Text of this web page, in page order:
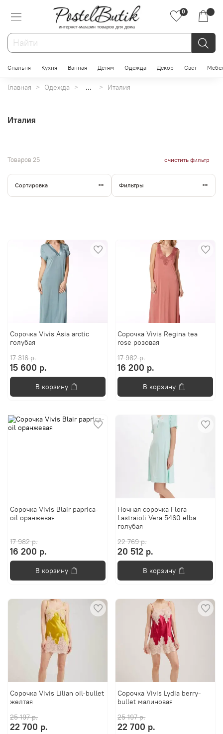
интернет-магазин товаров для дома
0
Спальня Кухня Ванная Детям Одежда Декор Свет
Главная Одежда ... Италия
Италия
Товаров 25 очистить фильтр
Сортировка Фильтры
Сорочка Vivis Asia arctic
голубая
17 316 р.
15 600 р.
В корзину
Сорочка Vivis Regina tea
rose розовая
17 982 р.
16 200 р.
В корзину
Сорочка Vivis Blair paprica-
oil оранжевая
17 982 р.
16 200 р.
В корзину
Ночная сорочка Flora
Lastraioli Vera 5460 elba
голубая
22 769 р.
20 512 р.
В корзину
Сорочка Vivis Lilian oil-bullet
желтая
25 197 р.
22 700 р.
Сорочка Vivis Lydia berry-
bullet малиновая
25 197 р.
22 700 р.